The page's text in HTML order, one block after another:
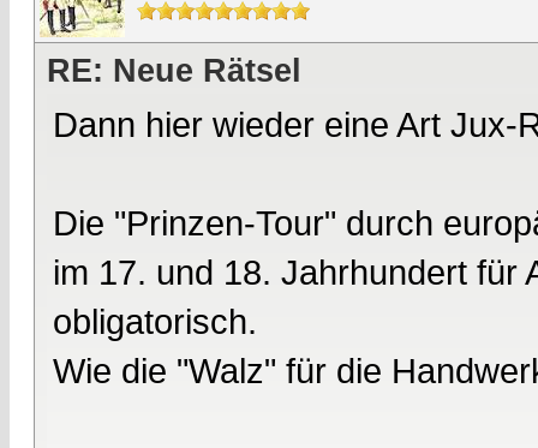
RE: Neue Rätsel
Dann hier wieder eine Art Jux-
Die "Prinzen-Tour" durch
im 17. und 18. Jahrhundert für
obligatorisch.
Wie die "Walz" für die